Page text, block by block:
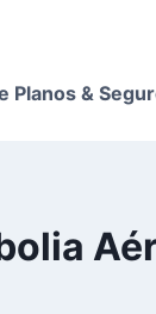
Planos &